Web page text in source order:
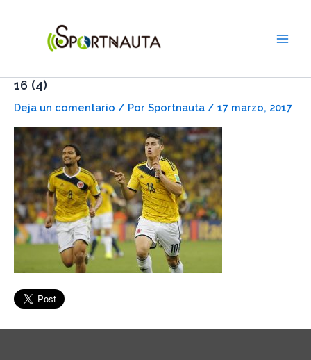
16 (4)
Deja un comentario / Por Sportnauta / 17 marzo, 2017